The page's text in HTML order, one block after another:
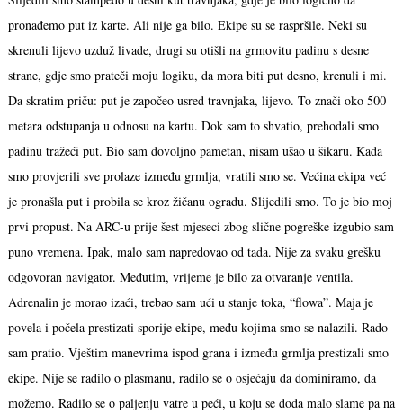
pronađemo put iz karte. Ali nije ga bilo. Ekipe su se raspršile. Neki su
skrenuli lijevo uzduž livade, drugi su otišli na grmovitu padinu s desne
strane, gdje smo prateči moju logiku, da mora biti put desno, krenuli i mi.
Da skratim priču: put je započeo usred travnjaka, lijevo. To znači oko 500
metara odstupanja u odnosu na kartu. Dok sam to shvatio, prehodali smo
padinu tražeći put. Bio sam dovoljno pametan, nisam ušao u šikaru. Kada
smo provjerili sve prolaze između grmlja, vratili smo se. Većina ekipa već
je pronašla put i probila se kroz žičanu ogradu. Slijedili smo. To je bio moj
prvi propust. Na ARC-u prije šest mjeseci zbog slične pogreške izgubio sam
puno vremena. Ipak, malo sam napredovao od tada. Nije za svaku grešku
odgovoran navigator. Međutim, vrijeme je bilo za otvaranje ventila.
Adrenalin je morao izaći, trebao sam ući u stanje toka, “flowa”. Maja je
povela i počela prestizati sporije ekipe, među kojima smo se nalazili. Rado
sam pratio. Vještim manevrima ispod grana i između grmlja prestizali smo
ekipe. Nije se radilo o plasmanu, radilo se o osjećaju da dominiramo, da
možemo. Radilo se o paljenju vatre u peći, u koju se doda malo slame pa na